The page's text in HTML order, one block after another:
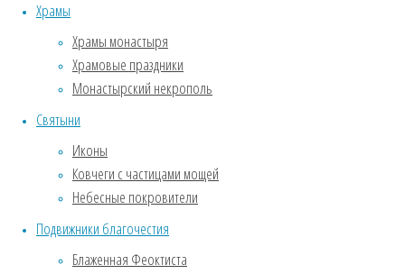
Храмы
Храмы монастыря
Храмовые праздники
Монастырский некрополь
Святыни
Иконы
Ковчеги с частицами мощей
Небесные покровители
Подвижники благочестия
Блаженная Феоктиста
Пассия .
Крещение
Собор Воронежских святых
ФОТОГАЛЕРЕЯ
Введенский храм
Зима. Обитель под снежным
покровом.
обители
Биография